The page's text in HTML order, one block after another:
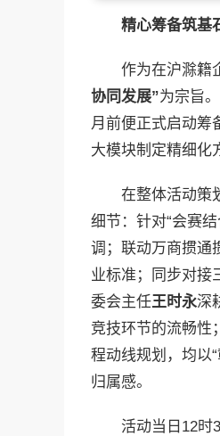
精心筹备筑基
作为在沪滁籍
协同发展”为宗旨
月前便正式启动筹
大模块制定精细化
在整体活动策
细节：针对“会赛
调；联动万商掼通
业标准；同步对接
委会主任王时永深
竞技环节的流畅性
程动线规划，均以
归属感。
活动当日12时